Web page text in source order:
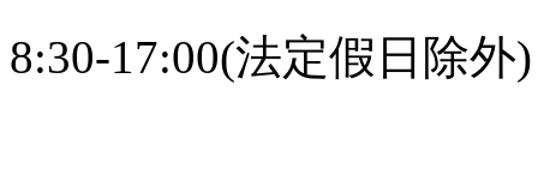
8:30-17:00(法定假日除外)